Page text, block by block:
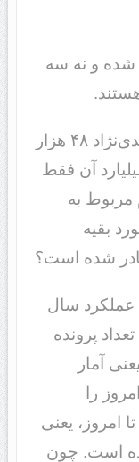
شده و نه سه
ظاهرا کل رقم تخلفات دولت احمدی‌نژاد ۴٨ هزار
که ١٢ هزار میلیارد آن فقط
مربوط به
بقیه
شده است؟
عملکرد سال
پرونده
آمار
از سال ٩٠ تا امروز را
امروز، یعنی
شده است. چون